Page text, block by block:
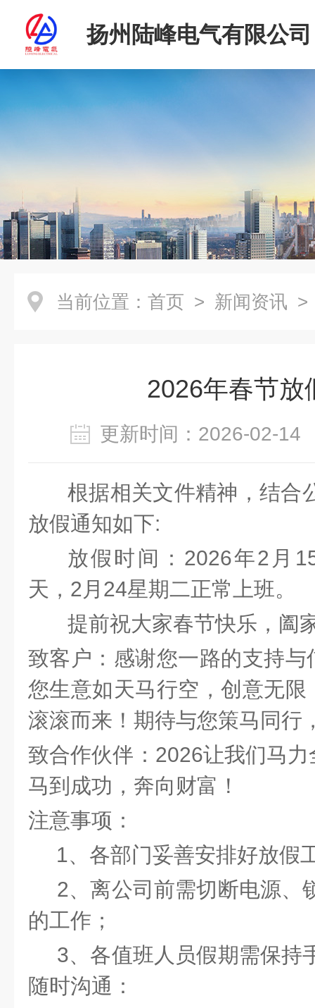
扬州陆峰电气有限公司
当前位置： 首页 > 新闻资讯 >
2026年春节放
更新时间：2026-02-
根据相关文件精神，结合
放假通知如下:
放假时间： 2026年2 月
天 ， 2月24星期二正常上班。
提前祝大家春节快乐， 阖
致客户：感谢您一路的支持
您生意如天马行空，创意无
滚滚而来！期待与您策马同行
致合作伙伴： 2026让我们马
马到成功，奔向财富！
注意事项：
1、各部门妥善安排好放假
2、离公司前需切断电源、
的工作；
3、各值班人员假期需保持
随时沟通：